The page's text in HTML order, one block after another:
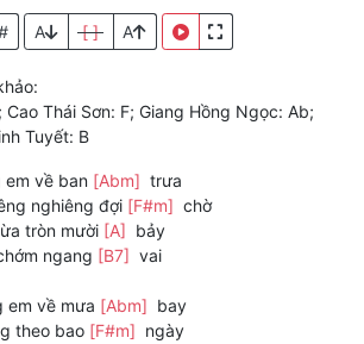
A [ ] A
Thái Sơn: F; Giang Hồng Ngọc: Ab;
Tuyết: B
em về ban [Abm] trưa
nghiêng đợi [F#m] chờ
tròn mười [A] bảy
ngang [B7] vai
em về mưa [Abm] bay
theo bao [F#m] ngày